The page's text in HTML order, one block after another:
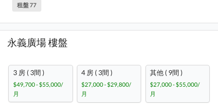
租盤 77
永義廣場 樓盤
3 房 ( 3間 )
$49,700 - $55,000/
月
4 房 ( 3間 )
$27,000 - $29,800/
月
其他 ( 9間 )
$27,000 - $55,000/
月